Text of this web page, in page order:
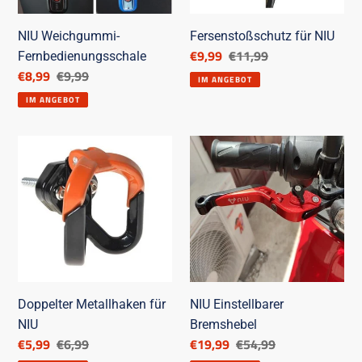
NIU Weichgummi-
Fernbedienungsschale
Ermäßigter
Preis
€8,99 Listenpreis
€9,99
IM ANGEBOT
Fersenstoßschutz für NIU
Ermäßigter
Preis
€9,99 Listenpreis
€11,99
IM ANGEBOT
Doppelter
Metallhaken
für
NIU
Doppelter Metallhaken für
NIU
Ermäßigter
€5,99 Listenpreis
€6,99
NIU
Einstellbarer
Bremshebel
NIU Einstellbarer
Bremshebel
Ermäßigter
€19,99 Listenpreis
€54,99